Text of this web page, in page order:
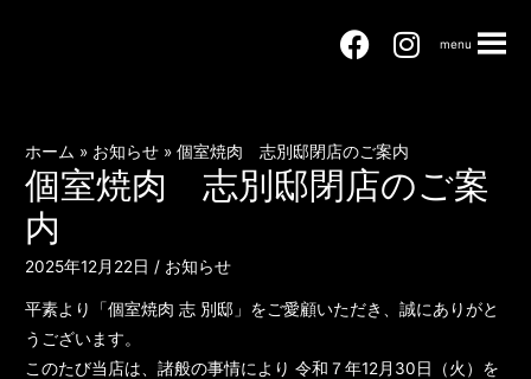
menu
ホーム お知らせ 個室焼肉 志別邸閉店のご案内
個室焼肉 志別邸閉店のご案
内
2025年12月22日 / お知らせ
平素より「個室焼肉 志 別邸」をご愛顧いただき、誠にありがと
うございます。
このたび当店は、諸般の事情により 令和７年12月30日（火）を